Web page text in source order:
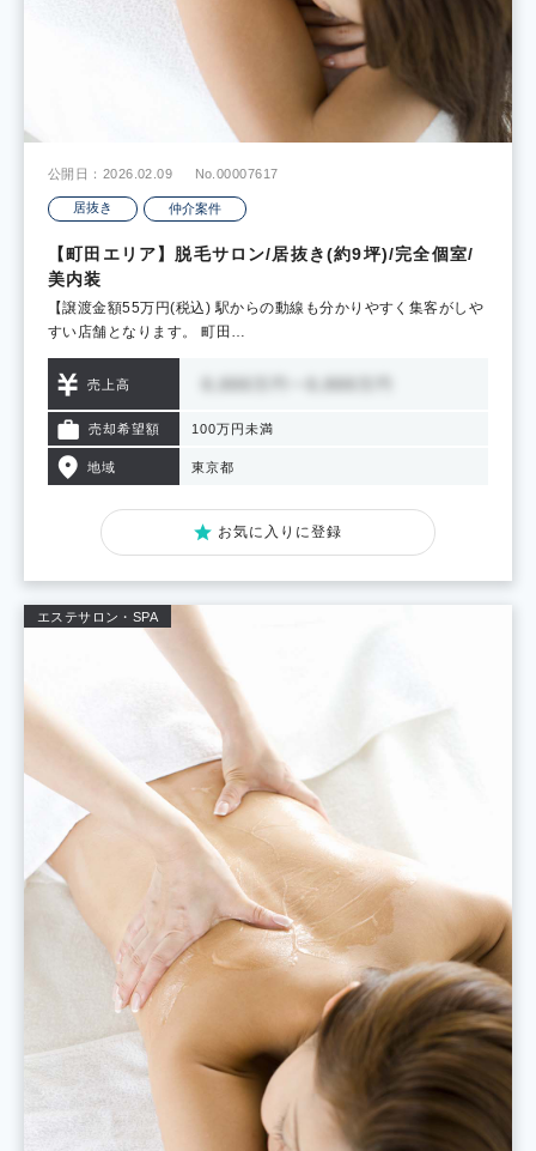
公開日：2026.02.09 No.00007617
居抜き 仲介案件
【町田エリア】脱毛サロン/居抜き(約9坪)/完全個室/
美内装
【譲渡金額55万円(税込) 駅からの動線も分かりやすく集客がしや
すい店舗となります。 町田…
売上高
売却希望額 100万円未満
地域 東京都
お気に入りに登録
エステサロン・SPA